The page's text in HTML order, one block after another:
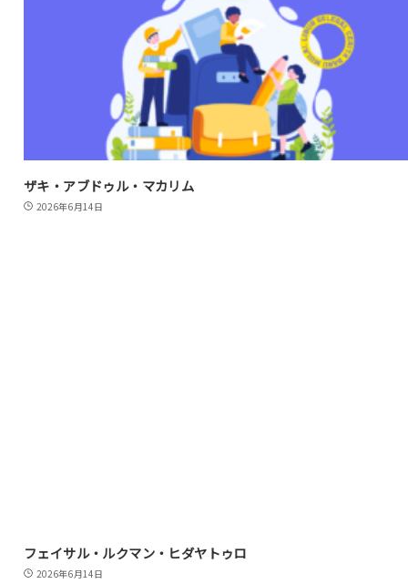
ザキ・アブドゥル・マカリム
2026年6月14日
フェイサル・ルクマン・ヒダヤトゥロ
2026年6月14日